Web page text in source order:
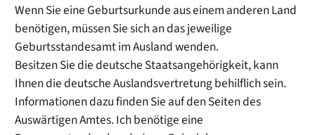
Wenn Sie eine Geburtsurkunde aus einem anderen Land
benötigen, müssen Sie sich an das jeweilige
Geburtsstandesamt im Ausland wenden.
Besitzen Sie die deutsche Staatsangehörigkeit, kann
Ihnen die deutsche Auslandsvertretung behilflich sein.
Informationen dazu finden Sie auf den Seiten des
Auswärtigen Amtes. Ich benötige eine